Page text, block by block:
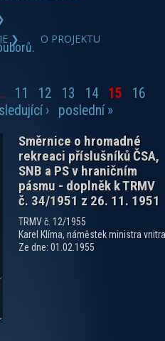
❯
O PROJEKTU
11 12 13 14 15
16
›
poslední »
Směrnice o hromadné
rekreaci příslušníků ČSA,
SNB a PS v hraničním
pásmu - doplněk k TRMV
č. 34/1951 z 26. 11. 1951
TRMV č. 12/1955
Karel Klíma, náměstek ministra vnitra
Ze dne: 01.02.1955